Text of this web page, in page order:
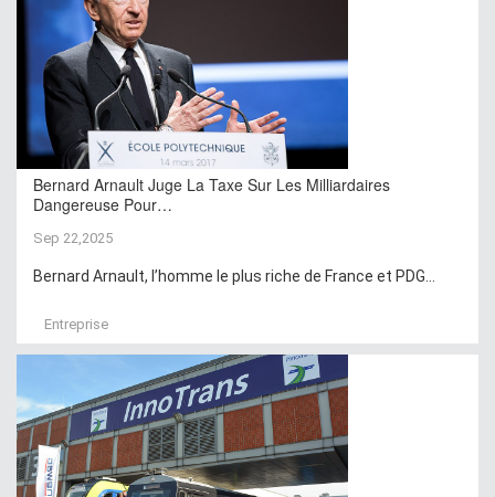
Bernard Arnault Juge La Taxe Sur Les Milliardaires
Dangereuse Pour…
Sep 22,2025
Bernard Arnault, l’homme le plus riche de France et PDG...
Entreprise